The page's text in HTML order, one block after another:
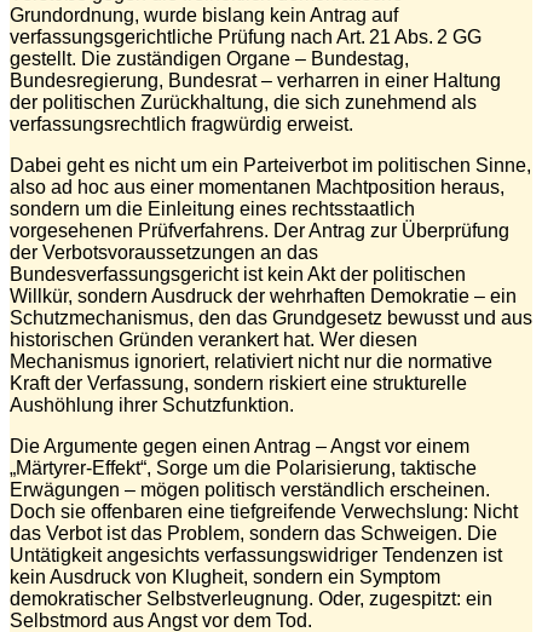
Grundordnung, wurde bislang kein Antrag auf
verfassungsgerichtliche Prüfung nach Art. 21 Abs. 2 GG
gestellt. Die zuständigen Organe – Bundestag,
Bundesregierung, Bundesrat – verharren in einer Haltung
der politischen Zurückhaltung, die sich zunehmend als
verfassungsrechtlich fragwürdig erweist.
Dabei geht es nicht um ein Parteiverbot im politischen Sinne,
also ad hoc aus einer momentanen Machtposition heraus,
sondern um die Einleitung eines rechtsstaatlich
vorgesehenen Prüfverfahrens. Der Antrag zur Überprüfung
der Verbotsvoraussetzungen an das
Bundesverfassungsgericht ist kein Akt der politischen
Willkür, sondern Ausdruck der wehrhaften Demokratie – ein
Schutzmechanismus, den das Grundgesetz bewusst und aus
historischen Gründen verankert hat. Wer diesen
Mechanismus ignoriert, relativiert nicht nur die normative
Kraft der Verfassung, sondern riskiert eine strukturelle
Aushöhlung ihrer Schutzfunktion.
Die Argumente gegen einen Antrag – Angst vor einem
„Märtyrer-Effekt“, Sorge um die Polarisierung, taktische
Erwägungen – mögen politisch verständlich erscheinen.
Doch sie offenbaren eine tiefgreifende Verwechslung: Nicht
das Verbot ist das Problem, sondern das Schweigen. Die
Untätigkeit angesichts verfassungswidriger Tendenzen ist
kein Ausdruck von Klugheit, sondern ein Symptom
demokratischer Selbstverleugnung. Oder, zugespitzt: ein
Selbstmord aus Angst vor dem Tod.